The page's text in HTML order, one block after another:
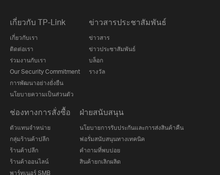
เกี่ยวกับ TP-Link
เกี่ยวกับเรา
ติดต่อเรา
ร่วมงานกับเรา
Our Security Commitment
การพัฒนาอย่างยั่งยืน
นโยบายความเป็นส่วนตัว
ข่าวสารประชาสัมพันธ์
ข่าวสาร
ข่าวประชาสัมพันธ์
บล็อก
รางวัล
ช่องทางการสั่งซื้อ
ตัวแทนจำหน่าย
กลุ่มร้านค้าปลีก
ร้านค้าปลีก
ร้านค้าออนไลน์
พาร์ทเนอร์ SMB
ฝ่ายสนับสนุน
นโยบายการรับประกันและการส่งสินค้าคืน
ฟอรั่มสนับสนุนทางเทคนิค
คำถามที่พบบ่อย
สินค้ายกเลิกผลิต